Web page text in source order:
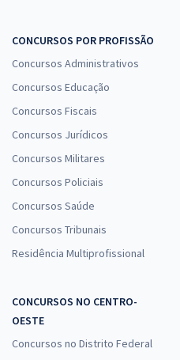
CONCURSOS POR PROFISSÃO
Concursos Administrativos
Concursos Educação
Concursos Fiscais
Concursos Jurídicos
Concursos Militares
Concursos Policiais
Concursos Saúde
Concursos Tribunais
Residência Multiprofissional
CONCURSOS NO CENTRO-
OESTE
Concursos no Distrito Federal